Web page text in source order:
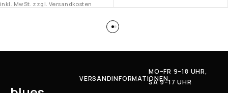
inkl. MwSt. zzgl. Versandkosten
VERSANDINFORMATIONEN
MO–FR 9–18 UHR,
SA 9–17 UHR